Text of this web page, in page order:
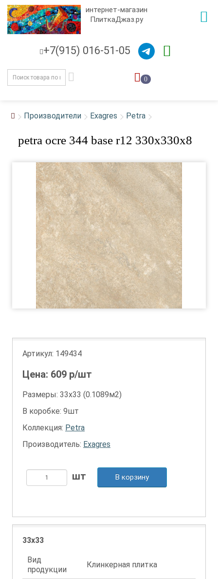
интернет-магазин
ПлиткаДжаз.ру
+7(915) 016-51-05
0
Производители Exagres Petra
petra ocre 344 base r12 330x330x8
Артикул: 149434
Цена: 609 р/шт
Размеры: 33х33 (0.1089м2)
В коробке: 9шт
Коллекция: Petra
Производитель: Exagres
В корзину
33x33
Вид
продукции
Клинкерная плитка